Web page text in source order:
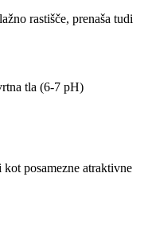
rastišče, prenaša tudi
tla (6-7 pH)
posamezne atraktivne